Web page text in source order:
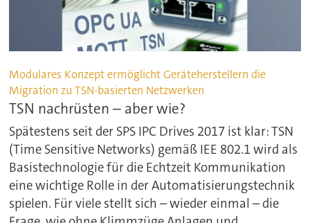
Modulares Konzept ermöglicht Geräteherstellern die
Migration zu TSN-basierten Netzwerken
TSN nachrüsten – aber wie?
Spätestens seit der SPS IPC Drives 2017 ist klar: TSN
(Time Sensitive Networks) gemäß IEE 802.1 wird als
Basistechnologie für die Echtzeit Kommunikation
eine wichtige Rolle in der Automatisierungstechnik
spielen. Für viele stellt sich – wieder einmal – die